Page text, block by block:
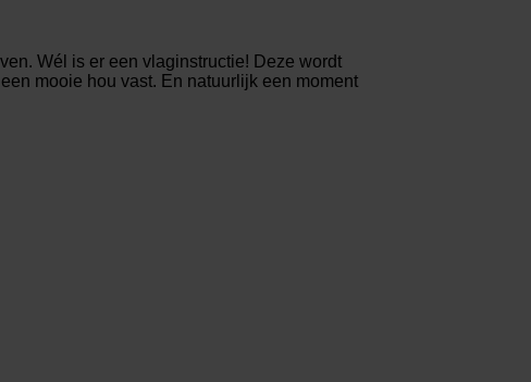
Wél is er een vlaginstructie! Deze wordt
mooie hou vast. En natuurlijk een moment